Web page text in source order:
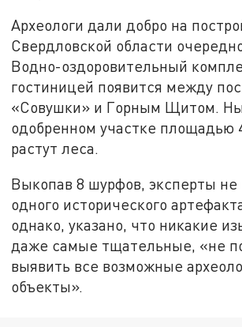
Археологи дали добро на
Свердловской области
Водно-оздоровительный
гостиницей появится между
«Совушки» и Горным Щитом.
одобренном участке площадью
растут леса.
Выкопав 8 шурфов, эксперты
одного исторического
однако, указано, что никакие
даже самые тщательные, «не
выявить все возможные
объекты».